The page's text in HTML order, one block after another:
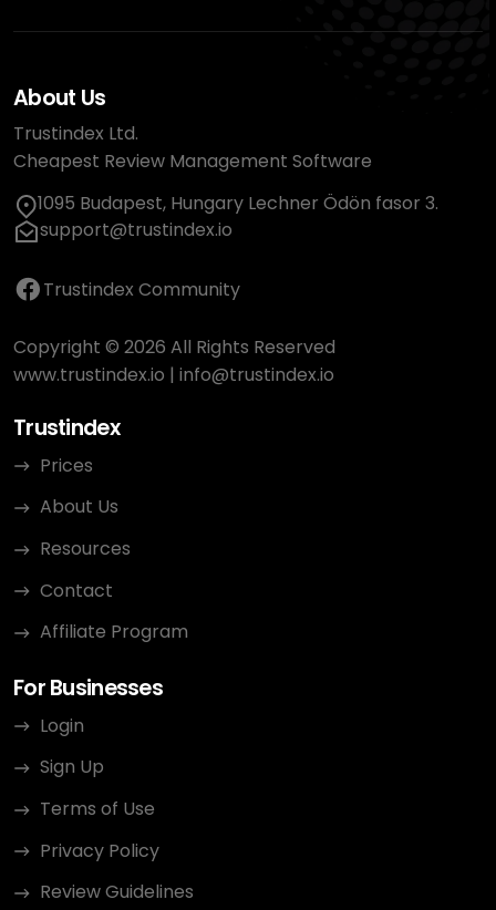
About Us
Trustindex Ltd.
Cheapest Review Management Software
1095 Budapest, Hungary Lechner Ödön fasor 3.
support@trustindex.io
Trustindex Community
Copyright © 2026 All Rights Reserved
www.trustindex.io | info@trustindex.io
Trustindex
Prices
About Us
Resources
Contact
Affiliate Program
For Businesses
Login
Sign Up
Terms of Use
Privacy Policy
Review Guidelines